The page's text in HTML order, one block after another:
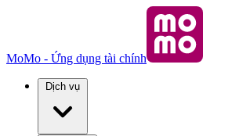
MoMo - Ứng dụng tài chính
Dịch vụ